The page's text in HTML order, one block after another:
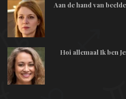
Aan de hand van
Hoi allemaal Ik ben